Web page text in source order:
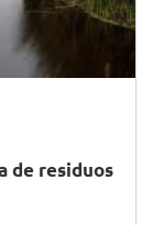
de residuos